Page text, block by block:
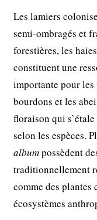
Les lamiers
semi-ombragés et
forestières, les
constituent une
importante pour
bourdons et les
floraison qui
selon les espèces.
albumpossèdent
traditionnellement
comme des plantes
écosystèmes